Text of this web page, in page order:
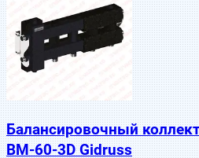
Балансировочный
BM-60-3D Gidruss